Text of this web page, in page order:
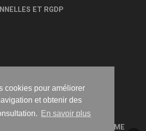
cookies pour améliorer
et obtenir des
En savoir plus
ET RGDP
DES AGENCES D'URBANISME